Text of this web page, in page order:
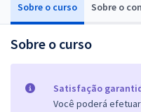
Sobre o curso Sobre o
Sobre o curso
Satisfação
Você poderá